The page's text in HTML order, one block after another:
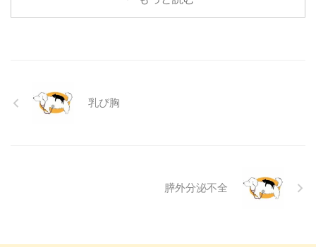
る目の病気ですが、原因や症状は
さまざまです。 この記事では、
に動物病院に行くべきかどうかの
判断基準や、病院での治療内容に
乳び胸
膵外分泌不全